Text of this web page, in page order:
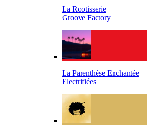
La Rootisserie
Groove Factory
La Parenthèse Enchantée
Electrifiées